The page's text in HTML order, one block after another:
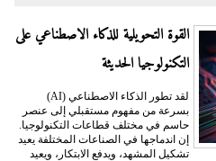
القوة التحويلية للذكاء الاصطناعي على
التكنولوجيا الحديثة
لقد تطور الذكاء الاصطناعي (AI)
بسرعة من مفهوم مستقبلي إلى عنصر
حاسم في مختلف قطاعات التكنولوجيا.
إن اندماجها في الصناعات المختلفة يعيد
تشكيل المشهد، ويدفع الابتكار، ويعيد